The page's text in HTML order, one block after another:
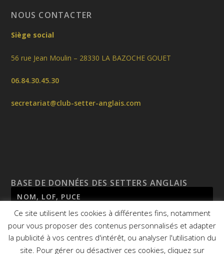
NOUS CONTACTER
Siège social
56 rue Jean Moulin – 28330 LA BAZOCHE GOUET
06.84.30.45.30
secretariat@club-setter-anglais.com
BASE DE DONNÉES DES SETTERS ANGLAIS
Ce site utilisent les cookies à différentes fins, notamment
pour vous proposer des contenus personnalisés et adapter
la publicité à vos centres d'intérêt, ou analyser l'utilisation du
site. Pour gérer ou désactiver ces cookies, cliquez sur